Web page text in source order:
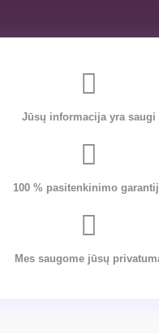
Jūsų informacija yra saugi
100 % pasitenkinimo
Mes saugome jūsų